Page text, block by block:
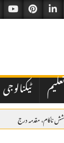
تعلیم ٹیکنالوجی